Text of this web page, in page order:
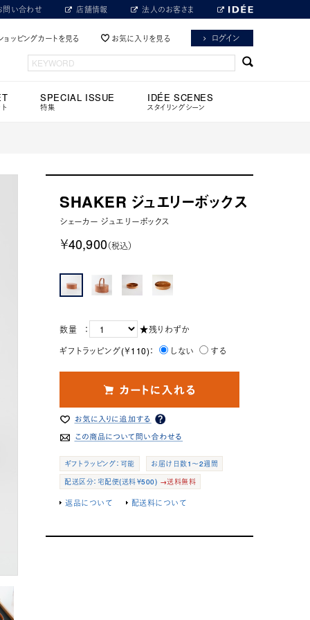
問い合わせ 店舗情報 法人のお客さま
ョッピングカートを見る お気に入りを見る ログイン
SPECIAL ISSUE
特集
IDÉE SCENES
スタイリングシーン
SHAKER ジュエリーボックス
シェーカー ジュエリーボックス
￥40,900（税込）
数量 ：
★残りわずか
ギフトラッピング(￥110)：
しない する
ギフトラッピング：可能
お届け日数1～2週間
配送区分：宅配便(送料￥500) →送料無料
返品について 配送料について